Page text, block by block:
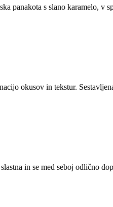
panakota s slano karamelo, v
okusov in tekstur.
in se med seboj odlično